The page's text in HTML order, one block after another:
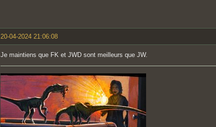
20-04-2024 21:06:08
Je maintiens que FK et JWD sont meilleurs que JW.